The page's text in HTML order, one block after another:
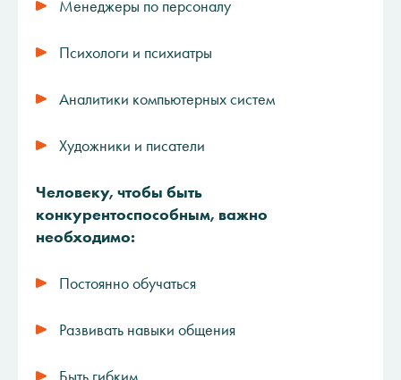
Менеджеры по персоналу
Психологи и психиатры
Аналитики компьютерных систем
Художники и писатели
Человеку, чтобы быть
конкурентоспособным, важно
необходимо:
Постоянно обучаться
Развивать навыки общения